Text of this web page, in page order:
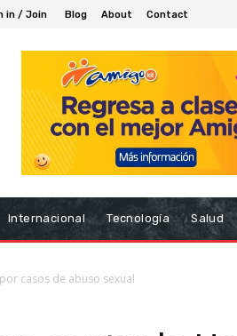
in / Join Blog About Contact
Internacional Tecnología Salud
casos de abuso sexual